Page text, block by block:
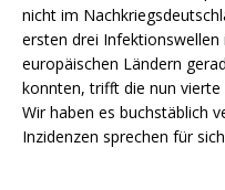
nicht im
ersten drei Infektionswellen
europäischen Ländern
konnten, trifft die nun vierte
Wir haben es buchstäblich
Inzidenzen sprechen für